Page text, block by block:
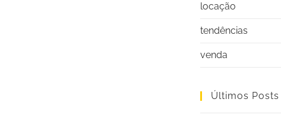
locação
tendências
venda
Últimos Posts